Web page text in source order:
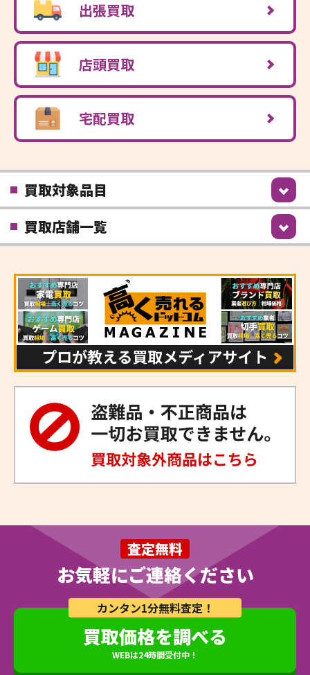
出張買取
店頭買取
宅配買取
買取対象品目
買取店舗一覧
査定無料
お気軽にご連絡ください
カンタン1分無料査定！
買取価格を調べる
WEBは24時間受付中！